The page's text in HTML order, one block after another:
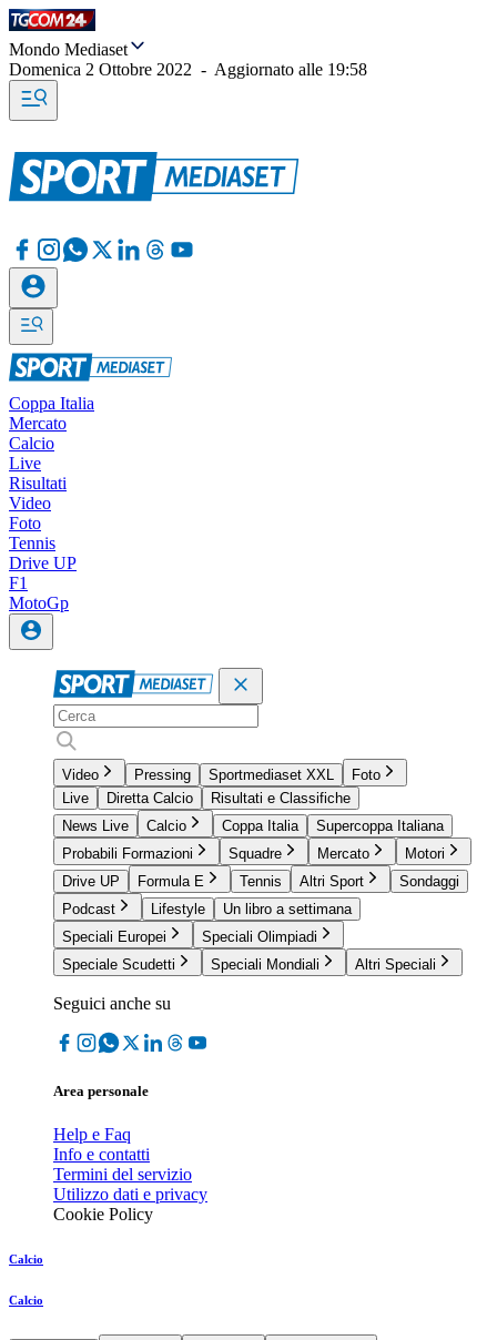
Mondo Mediaset
Domenica 2 Ottobre 2022 - Aggiornato alle 19:58
Coppa Italia
Mercato
Calcio
Live
Risultati
Video
Foto
Tennis
Drive UP
F1
MotoGp
Video Pressing Sportmediaset XXL
Foto
Live
Diretta Calcio
Risultati e Classifiche
News Live
Calcio Coppa Italia
Supercoppa Italiana
Probabili Formazioni
Squadre Mercato
Motori
Drive UP
Formula E Tennis Altri Sport
Sondaggi
Podcast
Lifestyle
Un libro a settimana
Speciali Europei
Speciali Olimpiadi
Speciale Scudetti
Speciali Mondiali Altri Speciali
Seguici anche su
Area personale
Help e Faq
Info e contatti
Termini del servizio
Utilizzo dati e privacy
Cookie Policy
Calcio
Calcio